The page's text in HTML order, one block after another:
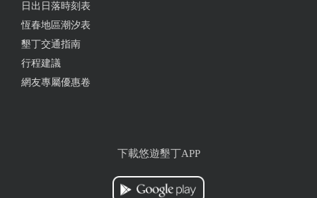
日出日落時刻表
恆春地區潮汐表
墾丁交通指南
行程建議
網友專屬優惠卷
下載悠遊墾丁APP